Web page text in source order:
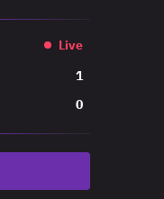
Live
1
0